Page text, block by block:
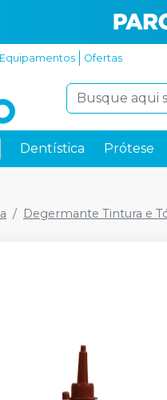
Equipamentos Ofertas
Dentística Prótese
Degermante Tintura e